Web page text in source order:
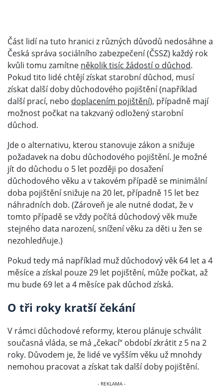
Část lidí na tuto hranici z různých důvodů nedosáhne a
Česká správa sociálního zabezpečení (ČSSZ) každý rok
kvůli tomu zamítne několik tisíc žádostí o důchod.
Pokud tito lidé chtějí získat starobní důchod, musí
získat další doby důchodového pojištění (například
další prací, nebo doplacením pojištění), případně mají
možnost počkat na takzvaný odložený starobní
důchod.
Jde o alternativu, kterou stanovuje zákon a snižuje
požadavek na dobu důchodového pojištění. Je možné
jít do důchodu o 5 let později po dosažení
důchodového věku a v takovém případě se minimální
doba pojištění snižuje na 20 let, případně 15 let bez
náhradních dob. (Zároveň je ale nutné dodat, že v
tomto případě se vždy počítá důchodový věk muže
stejného data narození, snížení věku za děti u žen se
nezohledňuje.)
Pokud tedy má například muž důchodový věk 64 let a 4
měsíce a získal pouze 29 let pojištění, může počkat, až
mu bude 69 let a 4 měsíce pak důchod získá.
O tři roky kratší čekání
V rámci důchodové reformy, kterou plánuje schválit
současná vláda, se má „čekací“ období zkrátit z 5 na 2
roky. Důvodem je, že lidé ve vyšším věku už mnohdy
nemohou pracovat a získat tak další doby pojištění.